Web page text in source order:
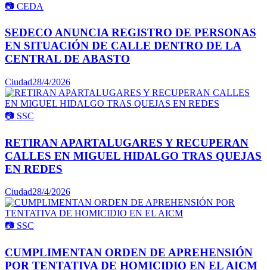
📷 CEDA
SEDECO ANUNCIA REGISTRO DE PERSONAS
EN SITUACIÓN DE CALLE DENTRO DE LA
CENTRAL DE ABASTO
Ciudad28/4/2026
📷 SSC
RETIRAN APARTALUGARES Y RECUPERAN
CALLES EN MIGUEL HIDALGO TRAS QUEJAS
EN REDES
Ciudad28/4/2026
📷 SSC
CUMPLIMENTAN ORDEN DE APREHENSIÓN
POR TENTATIVA DE HOMICIDIO EN EL AICM